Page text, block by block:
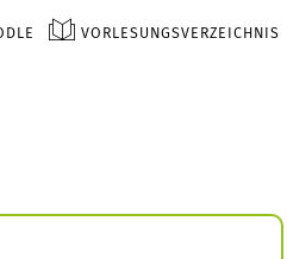
VORLESUNGSVERZEICHNIS